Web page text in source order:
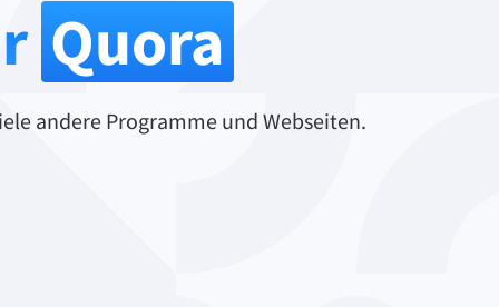
fehlerfreie Kommunikation sowie eine
konsistente Markensprache
Mehr lesen
Quora
andere Programme und Webseiten.